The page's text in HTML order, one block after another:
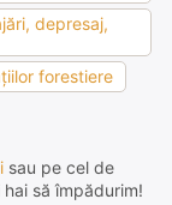
depresaj,
forestiere
sau pe cel de
să împădurim!